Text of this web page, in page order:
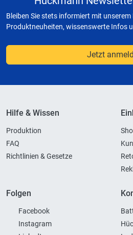
Bleiben Sie stets informiert mit
Produktneuheiten, wissenswerte Infos
Jetzt
Hilfe & Wissen
Produktion
FAQ
Richtlinien & Gesetze
Folgen
Facebook
Instagram